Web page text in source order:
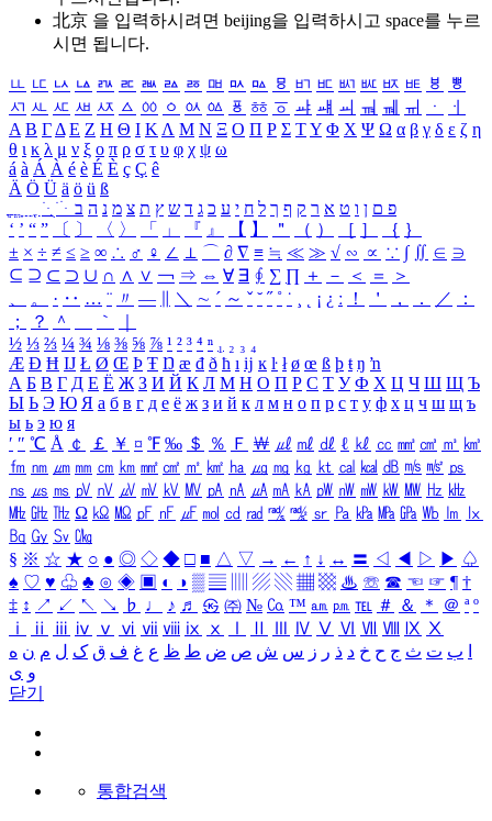
北京 을 입력하시려면 beijing을 입력하시고 space를 누르
시면 됩니다.
ㅥ ㅦ ㅧ ㅨ ㅩ ㅪ ㅫ ㅬ ㅭ ㅮ ㅯ ㅰ ㅱ ㅲ ㅳ ㅴ ㅵ ㅶ ㅷ ㅸ
ㅹ
ㅺ ㅻ ㅼ ㅽ ㅾ ㅿ ㆀ ㆁ ㆂ ㆃ ㆄ ㆅ ㆆ ㆇ ㆈ ㆉ ㆊ ㆋ ㆌ ㆍ
ㆎ
Α Β ΓΔ Ε Ζ Η Θ Ι ΚΛ Μ Ν Ξ Ο Π Ρ Σ ΤΥ Φ Χ Ψ Ω α β γ δ ε ζ η
θ ι κ λ μ ν ξ ο π ρ σ τ υ φ χ ψ ω
á à Á À é è É È ç Ç ê
Ä Ö Ü ä ö ü ß
ִֶֹ ֻּ ׁׂ פ ם ן ו ט א ר ק ף ך ל ח י ע כ ג ד ש ץ ת צ מ נ ה ב
‘ ’ “ ” 〔 〕 〈 〉 「 」 『 』 【 】 ＂ （ ） ［ ］ ｛ ｝
± × ÷ ≠ ≤ ≥ ∞ ∴ ♂ ♀ ∠ ⊥ ⌒ ∂ ∇ ≡ ≒ ≪ ≫ √ ∽ ∝ ∵ ∫ ∬ ∈ ∋
⊆ ⊇ ⊂ ⊃ ∪ ∩ ∧ ∨ ￢ ⇒ ⇔ ∀ ∃ ∮ ∑ ∏ ＋ － ＜ ＝
＞
、
。 · ‥ … ¨ 〃 ― ＼ ∼ ´ ～ ˇ ˘ ˝ ˚ ˙ ¸ ¡ ¿ ː ！ ＇ ， ． ／
：
；
？ ＾ ｀
½ ⅓ ⅔ ¼ ¾ ⅛ ⅜ ⅝ ⅞ ¹ ² ³ ⁴ ⁿ ₁ ₂ ₃ ₄
Æ Ð Ħ Ĳ Ł Ø Œ Þ Ŧ Ŋ æ đ ð ħ ı ĳ ĸ ŀ ł ø œ ß þ ŧ ŋ ŉ
А Б В Г Д Е Ё Ж З И Й К Л М Н О П Р С Т У Ф Х Ц Ч Ш Щ Ъ
Ы Ь Э Ю Я а б в г д е ё ж з и й к л м н о п р с т у ф х ц ч ш щ ъ
ы ь э ю я
′ ″ ℃ Å ￠ ￡ ￥ ¤ ℉ ‰ ＄ ％ Ｆ ￦ ㎕ ㎖ ㎗ ℓ ㎘ ㏄ ㎣ ㎤ ㎥ ㎦
㎙ ㎚ ㎛ ㎜ ㎝ ㎞ ㎟ ㎠ ㎡ ㎢ ㏊ ㎍ ㎎ ㎏ ㏏ ㎈ ㎉ ㏈ ㎧ ㎨ ㎰
㎱ ㎲ ㎳ ㎴ ㎵ ㎶ ㎷ ㎸ ㎹ ㎀ ㎁ ㎂ ㎃ ㎄ ㎺ ㎻ ㎽ ㎾ ㎿ ㎐ ㎑
㎒ ㎓ ㎔ Ω ㏀ ㏁ ㎊ ㎋ ㎌ ㏖ ㏅ ㎭ ㎮ ㎯ ㏛ ㎩ ㎪ ㎫ ㎬ ㏝ ㏐
㏓
㏃ ㏉ ㏜ ㏆
§ ※ ☆ ★ ○ ● ◎ ◇ ◆ □ ■ △ ▽ → ← ↑ ↓ ↔ 〓 ◁ ◀ ▷ ▶ ♤
♠ ♡ ♥ ♧ ♣ ⊙ ◈ ▣ ◐ ◑ ▒ ▤ ▨ ▧ ▦ ▩ ♨ ☏ ☎ ☜ ☞ ¶ †
‡ ↕ ↗ ↙ ↖ ↘ ♭ ♩ ♪ ♬ ㉿ ㈜ № ㏇ ™ ㏂ ㏘ ℡ ＃ ＆ ＊ ＠ ª º
ⅰ
ⅱ ⅲ ⅳ ⅴ ⅵ ⅶ ⅷ ⅸ ⅹ Ⅳ Ⅴ Ⅵ Ⅶ Ⅷ Ⅸ Ⅹ
ب ت ث ج ح خ د ذ ر ز س ش ص ض ط ظ ع غ ف ق ک ل م ن ه
و ی
닫기
통합검색